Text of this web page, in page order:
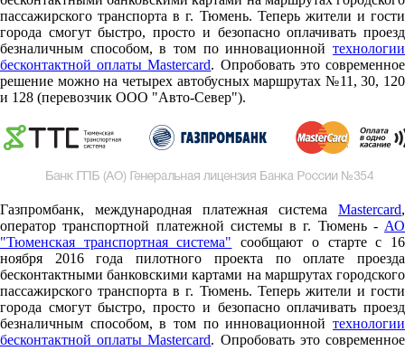
пассажирского транспорта в г. Тюмень. Теперь жители и гости
города смогут быстро, просто и безопасно оплачивать проезд
безналичным способом, в том по инновационной технологии
бесконтактной оплаты Mastercard. Опробовать это современное
решение можно на четырех автобусных маршрутах №11, 30, 120
и 128 (перевозчик ООО "Авто-Север").
Газпромбанк, международная платежная система Mastercard,
оператор транспортной платежной системы в г. Тюмень - АО
"Тюменская транспортная система" сообщают о старте c 16
ноября 2016 года пилотного проекта по оплате проезда
бесконтактными банковскими картами на маршрутах городского
пассажирского транспорта в г. Тюмень. Теперь жители и гости
города смогут быстро, просто и безопасно оплачивать проезд
безналичным способом, в том по инновационной технологии
бесконтактной оплаты Mastercard. Опробовать это современное